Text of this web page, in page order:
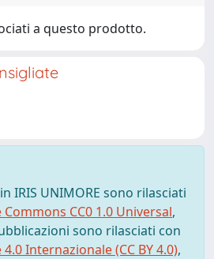
a questo prodotto.
IRIS UNIMORE sono rilasciati
Commons CC0 1.0 Universal,
sono rilasciati con
Internazionale (CC BY 4.0),